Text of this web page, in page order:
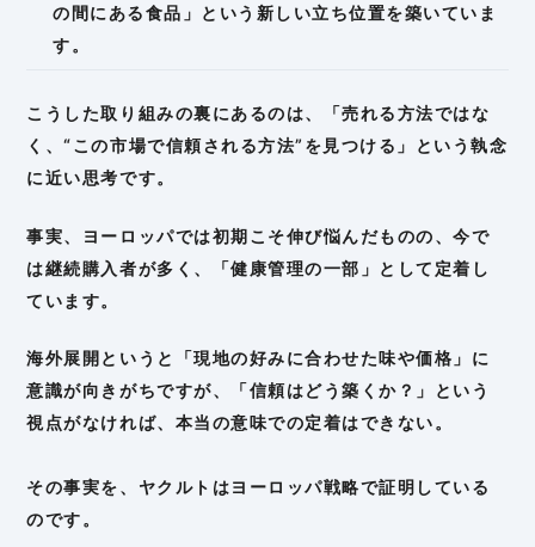
の間にある食品」という新しい立ち位置を築いていま
す。
こうした取り組みの裏にあるのは、「売れる方法ではな
く、“この市場で信頼される方法”を見つける」という執念
に近い思考です。
事実、ヨーロッパでは初期こそ伸び悩んだものの、今で
は継続購入者が多く、「健康管理の一部」として定着し
ています。
海外展開というと「現地の好みに合わせた味や価格」に
意識が向きがちですが、「信頼はどう築くか？」という
視点がなければ、本当の意味での定着はできない。
その事実を、ヤクルトはヨーロッパ戦略で証明している
のです。